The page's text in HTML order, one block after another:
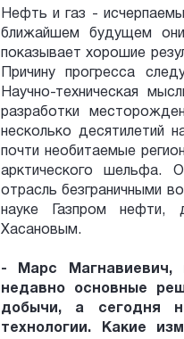
Нефть и газ -
ближайшем будущем они
показывает хорошие
Причину прогресса
Научно-техническая
разработки
несколько десятилетий
почти необитаемые
арктического шельфа.
отрасль безграничными
науке Газпром нефти,
Хасановым.
- Марс Магнавиевич,
недавно основные
добычи, а сегодня
технологии. Какие